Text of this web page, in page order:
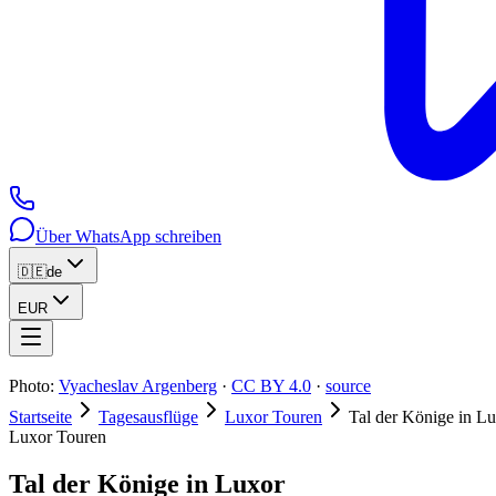
Über WhatsApp schreiben
🇩🇪de
EUR
Photo: Vyacheslav Argenberg · CC BY 4.0 · source
Startseite
Tagesausflüge Luxor Touren
Tal der Könige in
Luxor Touren
Tal der Könige in Luxor